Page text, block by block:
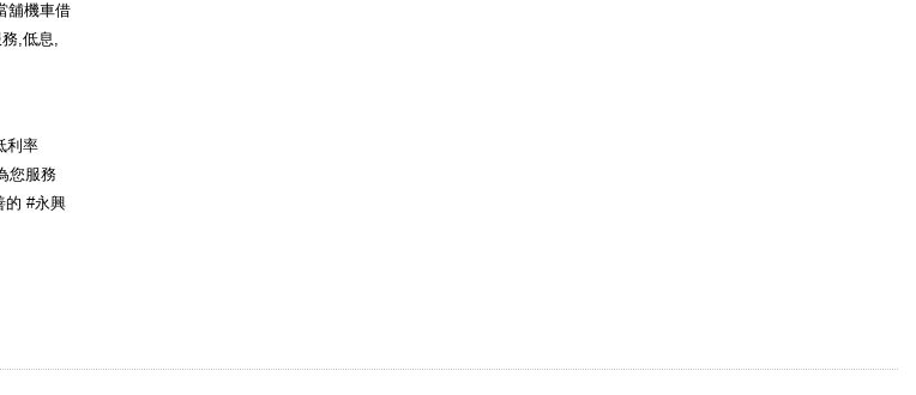
舖機車借
,低息,
利率
您服務
的 #永興